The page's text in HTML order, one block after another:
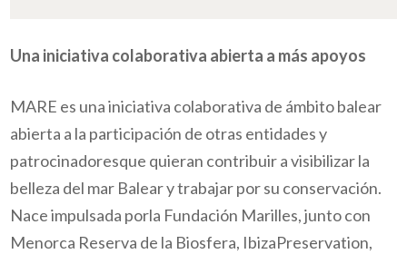
Una iniciativa colaborativa abierta a más apoyos
MARE es una iniciativa colaborativa de ámbito balear
abierta a la participación de otras entidades y
patrocinadoresque quieran contribuir a visibilizar la
belleza del mar Balear y trabajar por su conservación.
Nace impulsada porla Fundación Marilles, junto con
Menorca Reserva de la Biosfera, IbizaPreservation,